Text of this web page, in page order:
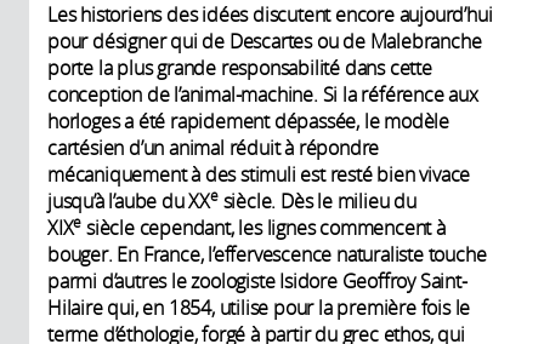
Les historiens des idées discutent encore aujourd’hui
pour désigner qui de Descartes ou de Malebranche
porte la plus grande responsabilité dans cette
conception de l’animal-machine. Si la référence aux
horloges a été rapidement dépassée, le modèle
cartésien d’un animal réduit à répondre
mécaniquement à des stimuli est resté bien vivace
jusqu’à l’aube du XXesiècle. Dès le milieu du
XIXe siècle cependant, les lignes commencent à
bouger. En France, l’effervescence naturaliste touche
parmi d’autres le zoologiste Isidore Geoffroy Saint-
Hilaire qui, en 1854, utilise pour la première fois le
terme d’éthologie, forgé à partir du grec ethos, qui